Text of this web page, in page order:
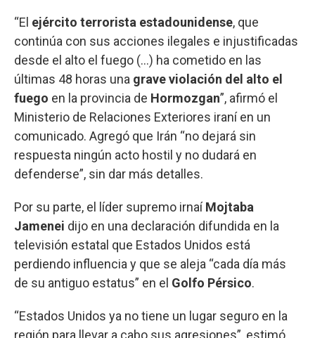
“El ejército terrorista estadounidense, que
continúa con sus acciones ilegales e injustificadas
desde el alto el fuego (...) ha cometido en las
últimas 48 horas una grave violación del alto el
fuego en la provincia de Hormozgan”, afirmó el
Ministerio de Relaciones Exteriores iraní en un
comunicado. Agregó que Irán “no dejará sin
respuesta ningún acto hostil y no dudará en
defenderse”, sin dar más detalles.
Por su parte, el líder supremo irnaíMojtaba
Jamenei dijo en una declaración difundida en la
televisión estatal que Estados Unidos está
perdiendo influencia y que se aleja “cada día más
de su antiguo estatus” en el Golfo Pérsico.
“Estados Unidos ya no tiene un lugar seguro en la
región para llevar a cabo sus agresiones”, estimó